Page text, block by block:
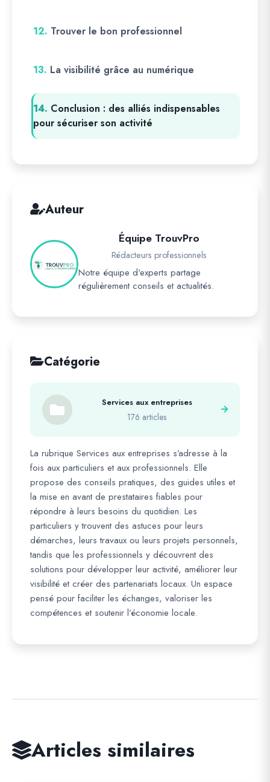
12. Trouver le bon professionnel
13. La visibilité grâce au numérique
14. Conclusion : des alliés indispensables
pour sécuriser son activité
Auteur
Équipe TrouvPro
Rédacteurs professionnels
Notre équipe d'experts partage
régulièrement conseils et actualités.
Catégorie
Services aux entreprises
176 articles
La rubrique Services aux entreprises s’adresse à la
fois aux particuliers et aux professionnels. Elle
propose des conseils pratiques, des guides utiles et
la mise en avant de prestataires fiables pour
répondre à leurs besoins du quotidien. Les
particuliers y trouvent des astuces pour leurs
démarches, leurs travaux ou leurs projets personnels,
tandis que les professionnels y découvrent des
solutions pour développer leur activité, améliorer leur
visibilité et créer des partenariats locaux. Un espace
pensé pour faciliter les échanges, valoriser les
compétences et soutenir l’économie locale.
Articles similaires